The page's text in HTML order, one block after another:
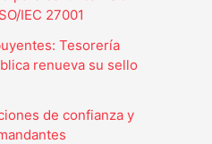
IEC 27001
Tesorería
renueva su sello
de confianza y